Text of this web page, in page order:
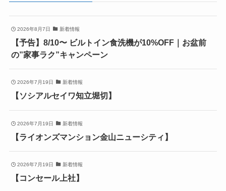
2026年8月7日 新着情報
【予告】8/10〜 ビルトイン食洗機が10%OFF｜お盆前
の”家事ラク”キャンペーン
2026年7月19日 新着情報
【ソシアルセイワ知立堀切】
2026年7月19日 新着情報
【ライオンズマンション金山ニューシティ】
2026年7月19日 新着情報
【コンセール上社】